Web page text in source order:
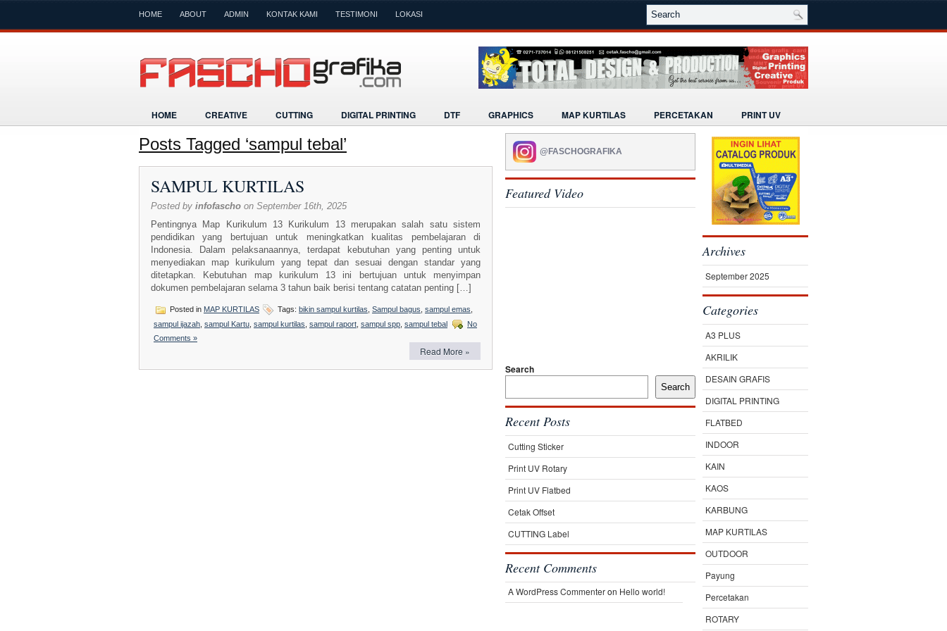
HOME ABOUT ADMIN KONTAK KAMI TESTIMONI LOKASI
HOME CREATIVE CUTTING DIGITAL PRINTING DTF GRAPHICS MAP KURTILAS PERCETAKAN PRINT UV
Posts Tagged ‘sampul tebal’
SAMPUL KURTILAS
Posted by infofascho on September 16th, 2025
Pentingnya Map Kurikulum 13 Kurikulum 13 merupakan salah satu sistem
pendidikan yang bertujuan untuk meningkatkan kualitas pembelajaran di
Indonesia. Dalam pelaksanaannya, terdapat kebutuhan yang penting untuk
menyediakan map kurikulum yang tepat dan sesuai dengan standar yang
ditetapkan. Kebutuhan map kurikulum 13 ini bertujuan untuk menyimpan
dokumen pembelajaran selama 3 tahun baik berisi tentang catatan penting […]
Posted in MAP KURTILAS Tags: bikin sampul kurtilas Sampul bagus sampul emas
sampul ijazah sampul Kartu sampul kurtilas sampul raport sampul spp sampul tebal
No
Comments »
Read More »
@FASCHOGRAFIKA
Featured Video
Search
Search
Recent Posts
Cutting Sticker
Print UV Rotary
Print UV Flatbed
Cetak Offset
CUTTING Label
Recent Comments
A WordPress Commenteron Hello world!
Archives
September 2025
Categories
A3 PLUS
AKRILIK
DESAIN GRAFIS
DIGITAL PRINTING
FLATBED
INDOOR
KAIN
KAOS
KARBUNG
MAP KURTILAS
OUTDOOR
Payung
Percetakan
ROTARY